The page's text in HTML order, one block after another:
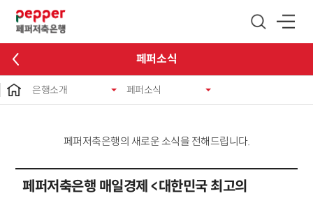
페퍼소식
은행소개 페퍼소식
페퍼저축은행의 새로운 소식을 전해드립니다.
페퍼저축은행 매일경제 <대한민국 최고의